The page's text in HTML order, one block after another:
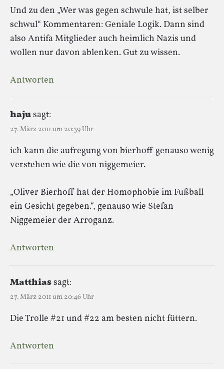
Und zu den „Wer was gegen schwule hat, ist selber
schwul“ Kommentaren: Geniale Logik. Dann sind
also Antifa Mitglieder auch heimlich Nazis und
wollen nur davon ablenken. Gut zu wissen.
Antworten
hajusagt:
27. März 2011 um 20:39 Uhr
ich kann die aufregung von bierhoff genauso wenig
verstehen wie die von niggemeier.
„Oliver Bierhoff hat der Homophobie im Fußball
ein Gesicht gegeben.“, genauso wie Stefan
Niggemeier der Arroganz.
Antworten
Matthiassagt:
27. März 2011 um 20:46 Uhr
Die Trolle #21 und #22 am besten nicht füttern.
Antworten